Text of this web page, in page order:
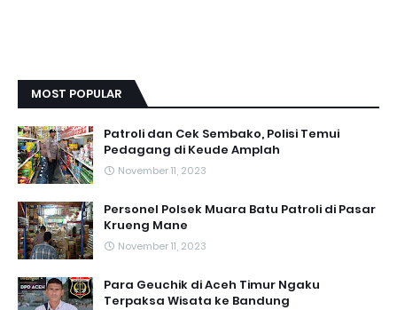
MOST POPULAR
Patroli dan Cek Sembako, Polisi Temui
Pedagang di Keude Amplah
November 11, 2023
Personel Polsek Muara Batu Patroli di Pasar
Krueng Mane
November 11, 2023
Para Geuchik di Aceh Timur Ngaku
Terpaksa Wisata ke Bandung